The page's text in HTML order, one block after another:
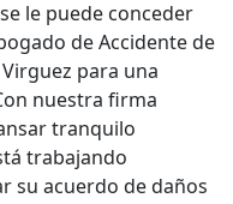
le puede conceder
de Accidente de
para una
nuestra firma
tranquilo
trabajando
su acuerdo de daños